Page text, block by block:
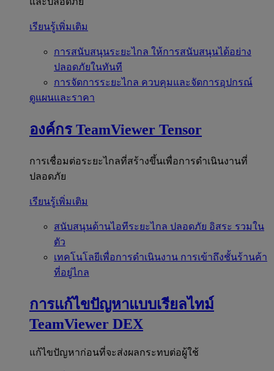
เรียนรู้เพิ่มเติม
การสนับสนุนระยะไกล ให้การสนับสนุนได้อย่าง
ปลอดภัยในทันที
การจัดการระยะไกล ควบคุมและจัดการอุปกรณ์
ดูแผนและราคา
องค์กร TeamViewer Tensor
การเชื่อมต่อระยะไกลที่สร้างขึ้นเพื่อการดำเนินงานที่
ปลอดภัย
เรียนรู้เพิ่มเติม
สนับสนุนด้านไอทีระยะไกล ปลอดภัย อิสระ รวมใน
ตัว
เทคโนโลยีเพื่อการดำเนินงาน การเข้าถึงชั้นร้านค้า
ที่อยู่ไกล
การแก้ไขปัญหาแบบเรียลไทม์
TeamViewer DEX
แก้ไขปัญหาก่อนที่จะส่งผลกระทบต่อผู้ใช้